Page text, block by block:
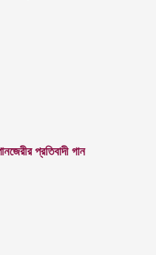
প্রতিবাদী গান